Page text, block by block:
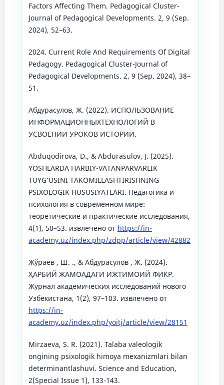
Factors Affecting Them. Pedagogical Cluster-
Journal of Pedagogical Developments. 2, 9 (Sep.
2024), 52–63.
2024. Current Role And Requirements Of Digital
Pedagogy. Pedagogical Cluster-Journal of
Pedagogical Developments. 2, 9 (Sep. 2024), 38–
51.
Абдурасулов, Ж. (2022). ИСПОЛЬЗОВАНИЕ
ИНФОРМАЦИОННЫХТЕХНОЛОГИЙ В
УСВОЕНИИ УРОКОВ ИСТОРИИ.
Abduqodirova, D., & Abdurasulov, J. (2025).
YOSHLARDA HARBIY-VATANPARVARLIK
TUYG‘USINI TAKOMILLASHTIRISHNING
PSIXOLOGIK HUSUSIYATLARI. Педагогика и
психология в современном мире:
теоретические и практические исследования,
4(1), 50–53. извлечено от https://in-
academy.uz/index.php/zdpp/article/view/42882
Жўраев , Ш. ., & Абдурасулов , Ж. (2024).
ҲАРБИЙ ЖАМОАДАГИ ИЖТИМОИЙ ФИКР.
Журнал академических исследований нового
Узбекистана, 1(2), 97–103. извлечено от
https://in-
academy.uz/index.php/yoitj/article/view/28151
Mirzaeva, S. R. (2021). Talaba valeologik
ongining psixologik himoya mexanizmlari bilan
determinantlashuvi. Science and Education,
2(Special Issue 1), 133-143.